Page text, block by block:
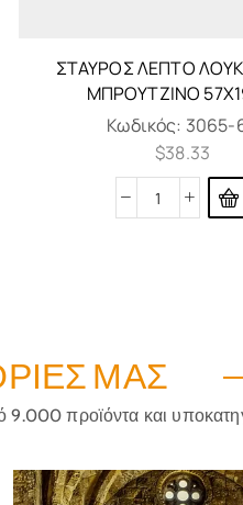
ΣΤΑΥΡΌΣ ΛΕΠΤΌ
ΜΠΡΟΎΤΖΙΝΟ
Κωδικός: 3065-
$38.33
ΜΑΣ
9.000 προϊόντα και